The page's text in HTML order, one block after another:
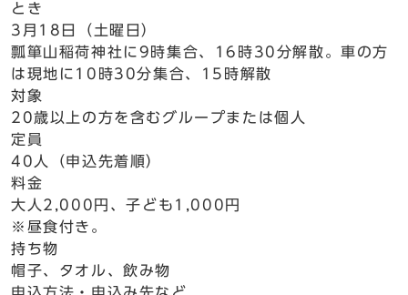
とき
3月18日（土曜日）
瓢箪山稲荷神社に9時集合、16時30分解散。車の方
は現地に10時30分集合、15時解散
対象
20歳以上の方を含むグループまたは個人
定員
40人（申込先着順）
料金
大人2,000円、子ども1,000円
※昼食付き。
持ち物
帽子、タオル、飲み物